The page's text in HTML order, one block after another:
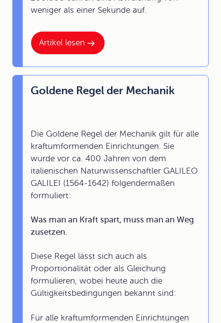
Artikel lesen
weniger als einer Sekunde auf.
Goldene Regel der Mechanik
Die Goldene Regel der Mechanik gilt für alle
kraftumformenden Einrichtungen. Sie
wurde vor ca. 400 Jahren von dem
italienischen Naturwissenschaftler GALILEO
GALILEI (1564-1642) folgendermaßen
formuliert:
Was man an Kraft spart, muss man an Weg
zusetzen.
Diese Regel lässt sich auch als
Proportionalität oder als Gleichung
formulieren, wobei heute auch die
Gültigkeitsbedingungen bekannt sind:
Für alle kraftumformenden Einrichtungen